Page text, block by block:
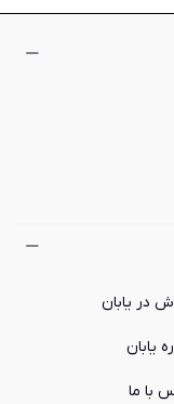
در یابان
یابان
با ما